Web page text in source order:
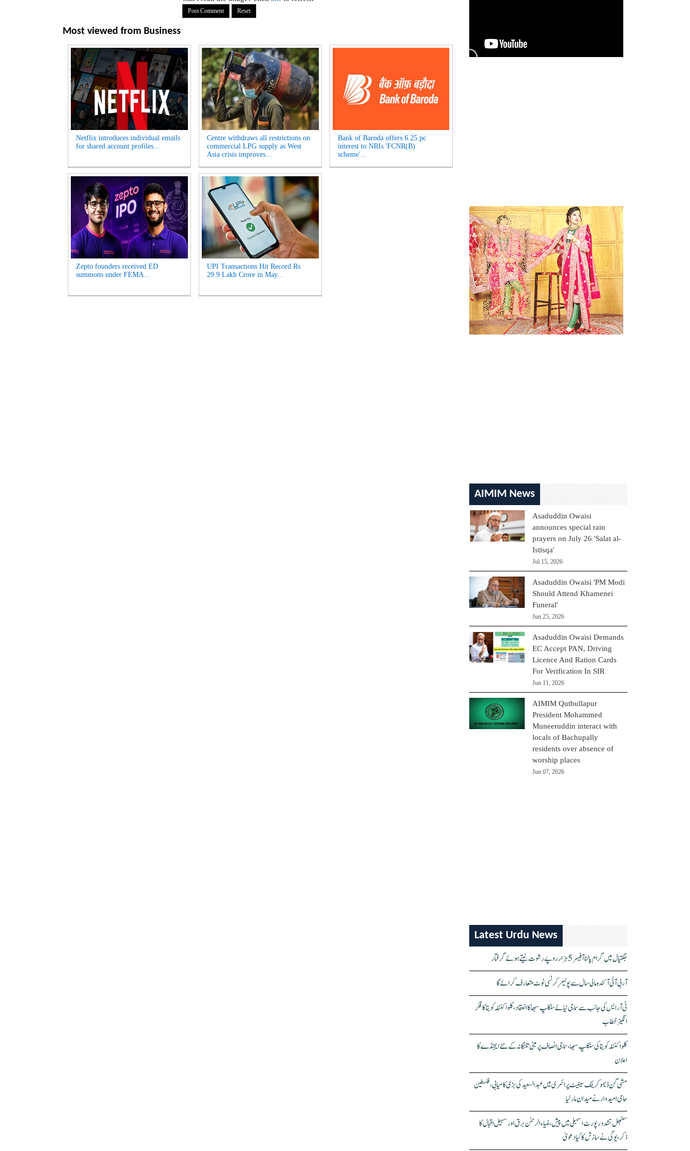
Most viewed from Business
Netflix introduces individual emails
for shared account profiles...
Centre withdraws all restrictions on
commercial LPG supply as West
Asia crisis improves...
Bank of Baroda offers 6.25 pc
interest to NRIs 'FCNR(B)
scheme'...
Zepto founders received ED
summons under FEMA...
UPI Transactions Hit Record Rs
29.9 Lakh Crore in May...
AIMIM News
Asaduddin Owaisi
announces special rain
prayers on July 26 'Salat al-
Istisqa'
Jul 15, 2026
Asaduddin Owaisi 'PM Modi
Should Attend Khamenei
Funeral'
Jun 25, 2026
Asaduddin Owaisi Demands
EC Accept PAN, Driving
Licence And Ration Cards
For Verification In SIR
Jun 11, 2026
AIMIM Qutbullapur
President Mohammed
Muneeruddin interact with
locals of Bachupally
residents over absence of
worship places
Jun 07, 2026
Latest Urdu News
جگتیال میں گرام پالنا آفیسر 5 ہزار روپے رشوت لیتے ہوئے گرفتار
آر بی آئی آئندہ مالی سال سے پولیمر کرنسی نوٹ متعارف کرائے گا
ٹی آر ایس کی جانب سے سماجی نیائے سنکلپ سبھا کا انعقاد، کلواکنٹلہ کویتا کا فکر
انگیز خطاب
کلواکنٹلہ کویتا کی سنکلپ سبھا، سماجی انصاف پر مبنی تلنگانہ کے نئے ایجنڈے کا
اعلان
مشی گن ڈیموکریٹک سینیٹ پرائمری میں عبدالسعید کی بڑی کامیابی، فلسطین
حامی امیدوار نے میدان مار لیا
سنبھل تشدد رپورٹ اسمبلی میں پیش، ضیاء الرحمٰن برق اور سہیل اقبال کا
ذکر، یوگی نے سازش کا کیا دعویٰ